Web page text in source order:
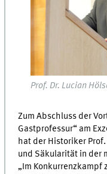
Prof. Dr. Lucian
Zum Abschluss der
Gastprofessur“ am
hat der Historiker
und Säkularität in der
„Im Konkurrenzkampf